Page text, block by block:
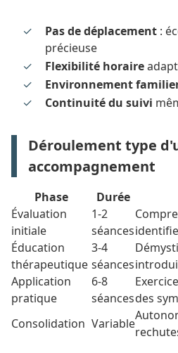
Pas de déplacement :
précieuse
Flexibilité horaire
Environnement
Continuité du suivi
Déroulement type
accompagnement
Phase Durée
Évaluation
initiale
1-2
séances
Éducation
thérapeutique
3-4
séances
Application
pratique
6-8
séancesdes
Consolidation Variable